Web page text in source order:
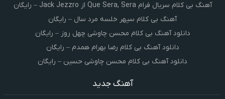
آهنگ بی کلام سریال فرام Que Sera, Sera از Jack Jezzro – رایگان
آهنگ بی کلام سپهر خلسه مرد سال – رایگان
دانلود آهنگ بی کلام محسن چاوشی چهل روز – رایگان
دانلود آهنگ بی کلام رضا بهرام همدم – رایگان
دانلود آهنگ بی کلام محسن چاوشی حسین – رایگان
آهنگ جدید